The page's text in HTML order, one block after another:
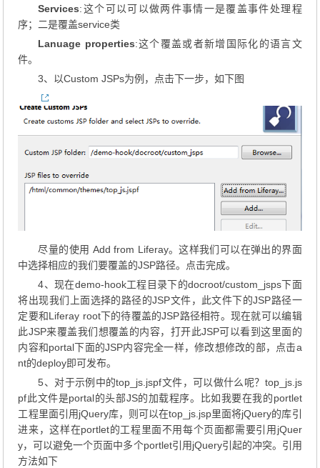
Services:这个可以可以做两件事情一是覆盖事件处理程
序；二是覆盖service类
Lanuage properties:这个覆盖或者新增国际化的语言文
件。
3、以Custom JSPs为例，点击下一步，如下图
尽量的使用 Add from Liferay。这样我们可以在弹出的界面
中选择相应的我们要覆盖的JSP路径。点击完成。
4、现在demo-hook工程目录下的docroot/custom_jsps下面
将出现我们上面选择的路径的JSP文件，此文件下的JSP路径一
定要和Liferay root下的待覆盖的JSP路径相符。现在就可以编辑
此JSP来覆盖我们想覆盖的内容，打开此JSP可以看到这里面的
内容和portal下面的JSP内容完全一样，修改想修改的部，点击a
nt的deploy即可发布。
5、对于示例中的top_js.jspf文件，可以做什么呢？top_js.js
pf此文件是portal的头部JS的加载程序。比如我要在我的portlet
工程里面引用jQuery库，则可以在top_js.jsp里面将jQuery的库引
进来，这样在portlet的工程里面不用每个页面都需要引用jQuer
y，可以避免一个页面中多个portlet引用jQuery引起的冲突。引用
方法如下